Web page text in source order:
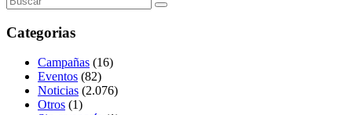
Categorias
Campañas (16)
Eventos (82)
Noticias (2.076)
Otros (1)